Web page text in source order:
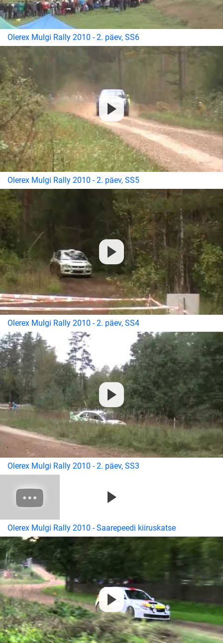
Olerex Mulgi Rally 2010 - 2. päev, SS6
Olerex Mulgi Rally 2010 - 2. päev, SS5
Olerex Mulgi Rally 2010 - 2. päev, SS4
Olerex Mulgi Rally 2010 - 2. päev, SS3
Olerex Mulgi Rally 2010 - Saarepeedi kiiruskatse